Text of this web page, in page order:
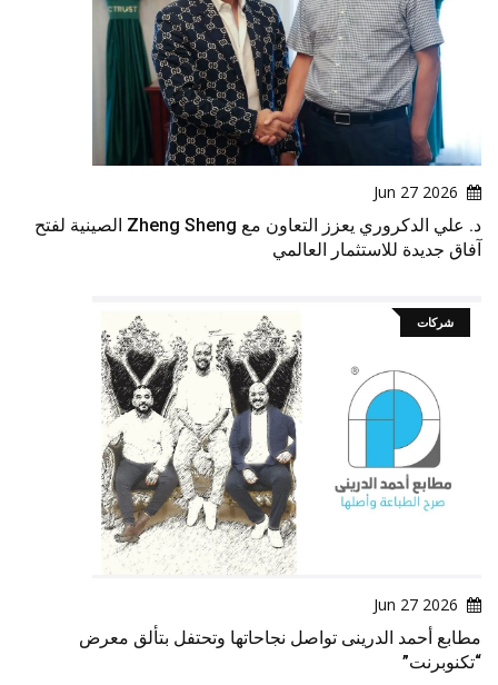
2026 Jun 27
د. علي الدكروري يعزز التعاون مع Zheng Sheng الصينية لفتح
آفاق جديدة للاستثمار العالمي
شركات
2026 Jun 27
مطابع أحمد الدرينى تواصل نجاحاتها وتحتفل بتألق معرض
“تكنوبرنت”